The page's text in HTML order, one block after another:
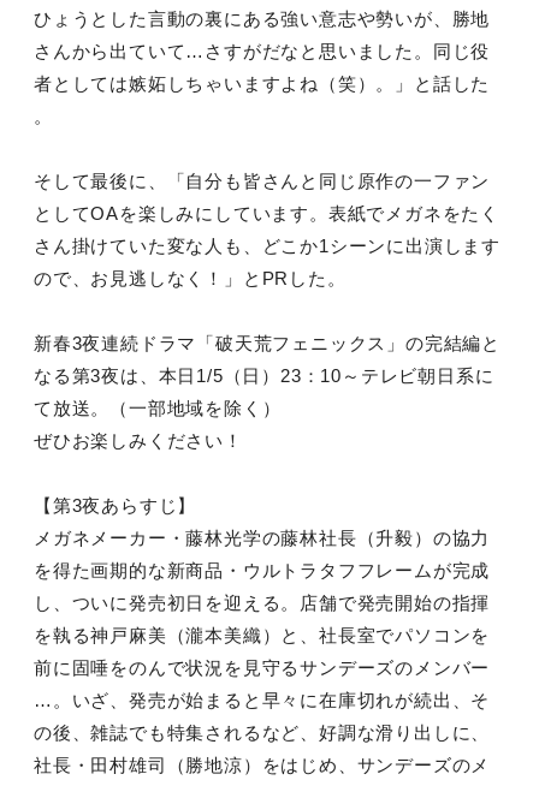
ひょうとした言動の裏にある強い意志や勢いが、勝地
さんから出ていて…さすがだなと思いました。同じ役
者としては嫉妬しちゃいますよね（笑）。」と話した
。
そして最後に、「自分も皆さんと同じ原作の一ファン
としてOAを楽しみにしています。表紙でメガネをたく
さん掛けていた変な人も、どこか1シーンに出演します
ので、お見逃しなく！」とPRした。
新春3夜連続ドラマ「破天荒フェニックス」の完結編と
なる第3夜は、本日1/5（日）23：10～テレビ朝日系に
て放送。（一部地域を除く）
ぜひお楽しみください！
【第3夜あらすじ】
メガネメーカー・藤林光学の藤林社長（升毅）の協力
を得た画期的な新商品・ウルトラタフフレームが完成
し、ついに発売初日を迎える。店舗で発売開始の指揮
を執る神戸麻美（瀧本美織）と、社長室でパソコンを
前に固唾をのんで状況を見守るサンデーズのメンバー
…。いざ、発売が始まると早々に在庫切れが続出、そ
の後、雑誌でも特集されるなど、好調な滑り出しに、
社長・田村雄司（勝地涼）をはじめ、サンデーズのメ